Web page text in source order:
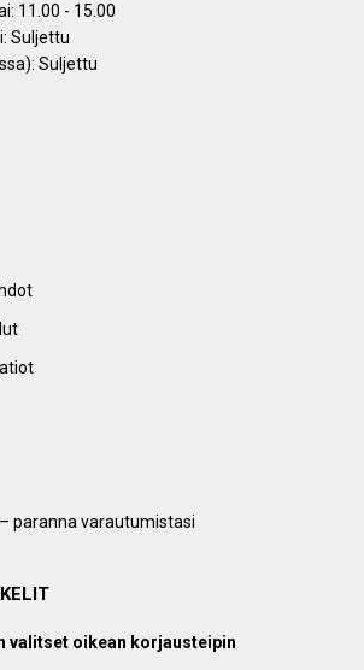
11.00 - 15.00
Suljettu
Suljettu
paranna varautumistasi
valitset oikean korjausteipin